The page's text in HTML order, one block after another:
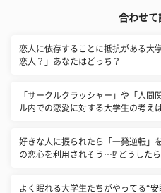
合わせて
恋人に依存することに抵抗がある大
恋人？」あなたはどっち？
「サークルクラッシャー」や「人
ル内での恋愛に対する大学生の考え
好きな人に振られたら「一発逆転」
の恋心を利用されそう…⁉ どうしたら
よく眠れる大学生たちがやってる“